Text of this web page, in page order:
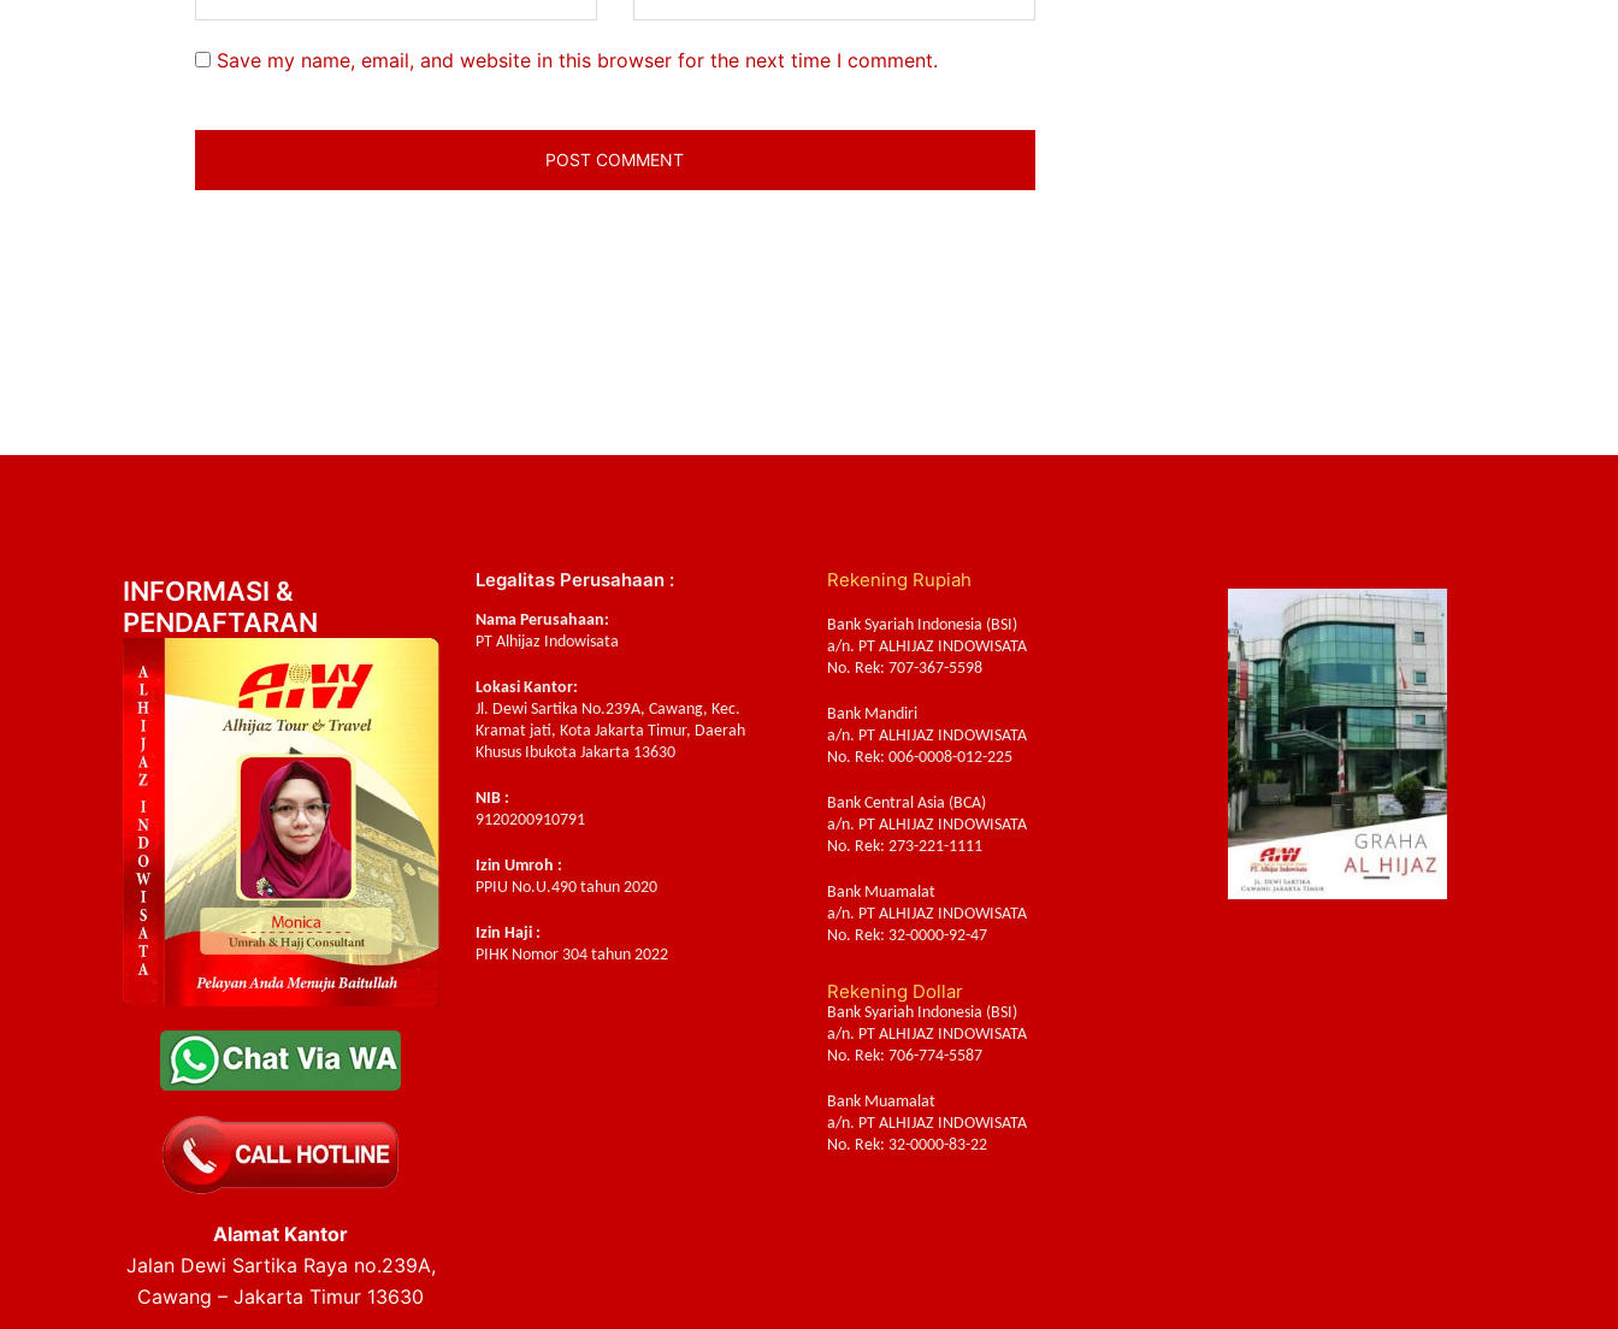
Save my name, email, and website in this browser for the next time I comment.
INFORMASI &
PENDAFTARAN
Alamat Kantor
Jalan Dewi Sartika Raya no.239A,
Cawang – Jakarta Timur 13630
Legalitas Perusahaan :
Nama Perusahaan:
PT Alhijaz Indowisata
Lokasi Kantor:
Jl. Dewi Sartika No.239A, Cawang, Kec.
Kramat jati, Kota Jakarta Timur, Daerah
Khusus Ibukota Jakarta 13630
NIB :
9120200910791
Izin Umroh :
PPIU No.U.490 tahun 2020
Izin Haji :
PIHK Nomor 304 tahun 2022
Rekening Rupiah
Bank Syariah Indonesia (BSI)
a/n. PT ALHIJAZ INDOWISATA
No. Rek: 707-367-5598
Bank Mandiri
a/n. PT ALHIJAZ INDOWISATA
No. Rek: 006-0008-012-225
Bank Central Asia (BCA)
a/n. PT ALHIJAZ INDOWISATA
No. Rek: 273-221-1111
Bank Muamalat
a/n. PT ALHIJAZ INDOWISATA
No. Rek: 32-0000-92-47
Rekening Dollar
Bank Syariah Indonesia (BSI)
a/n. PT ALHIJAZ INDOWISATA
No. Rek: 706-774-5587
Bank Muamalat
a/n. PT ALHIJAZ INDOWISATA
No. Rek: 32-0000-83-22